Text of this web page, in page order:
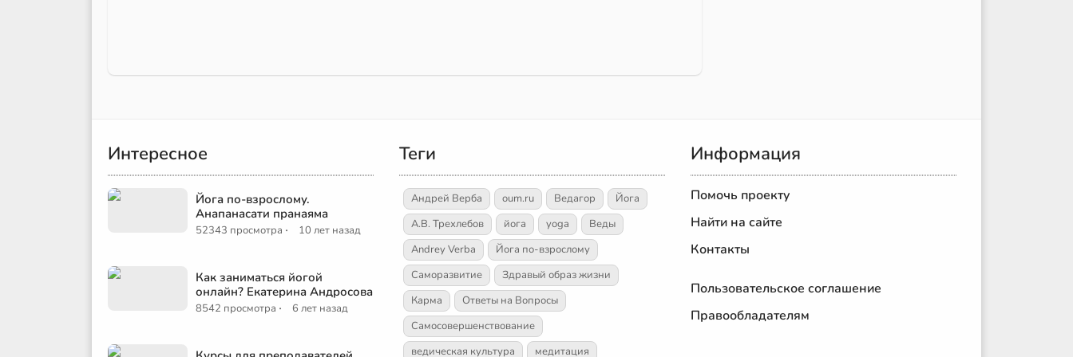
Интересное
Йога по-взрослому.
Анапанасати пранаяма
52343 просмотра · 10 лет назад
Как заниматься йогой
онлайн? Екатерина Андросова
8542 просмотра · 6 лет назад
Теги
Андрей Верба oum.ru Ведагор
Йога
А.В. Трехлебов
йога yoga
Веды
Andrey Verba
Йога по-взрослому
Саморазвитие
Здравый образ жизни
Карма
Ответы на Вопросы
Самосовершенствование
ведическая культура
медитация
Информация
Помочь проекту
Найти на сайте
Контакты
Пользовательское соглашение
Правообладателям